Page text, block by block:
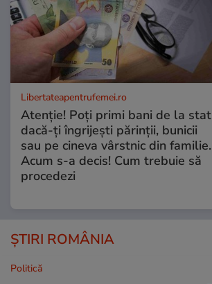
Libertateapentrufemei.ro
Atenție! Poți primi bani de la stat
dacă-ți îngrijești părinții, bunicii
sau pe cineva vârstnic din familie.
Acum s-a decis! Cum trebuie să
procedezi
ȘTIRI ROMÂNIA
Politică